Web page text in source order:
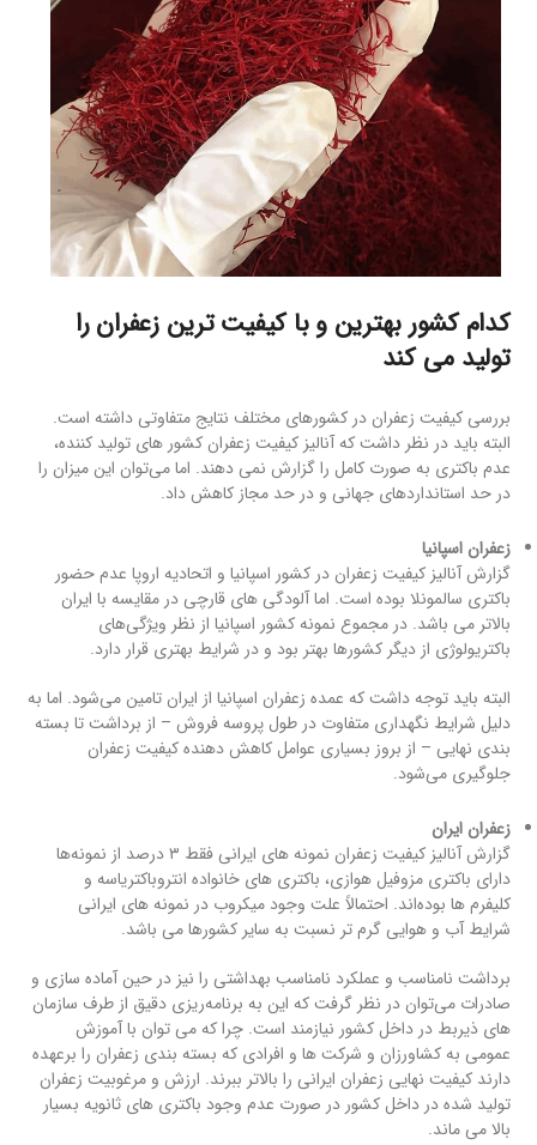
کدام کشور بهترین و با کیفیت ترین زعفران را
تولید می کند
بررسی کیفیت زعفران در کشورهای مختلف نتایج متفاوتی ‌داشته است.
البته باید در نظر داشت که آنالیز کیفیت زعفران کشور های تولید کننده،
عدم باکتری به صورت کامل را گزارش نمی دهند. اما می‌توان این میزان را
در حد استانداردهای جهانی و در حد مجاز کاهش داد.
زعفران اسپانیا
گزارش آنالیز کیفیت زعفران در کشور اسپانیا و اتحادیه اروپا عدم حضور
باکتری سالمونلا بوده است. اما آلودگی های قارچی در مقایسه با ایران
بالاتر می باشد. در مجموع نمونه کشور اسپانیا از نظر ویژگی‌های
باکتریولوژی از دیگر کشورها بهتر بود و در شرایط بهتری قرار دارد.
البته باید توجه داشت که عمده زعفران اسپانیا از ایران تامین می‌شود. اما به
دلیل شرایط نگهداری متفاوت در طول پروسه فروش – از برداشت تا بسته
بندی نهایی – از بروز بسیاری عوامل کاهش دهنده کیفیت زعفران
جلوگیری می‌شود.
زعفران ایران
گزارش آنالیز کیفیت زعفران نمونه های ایرانی فقط ۳ درصد از نمونه‌ها
دارای باکتری مزوفیل هوازی، باکتری های خانواده انتروباکتریاسه و
کلیفرم ها بوده‌اند. احتمالاً علت وجود میکروب در نمونه های ایرانی
شرایط آب و هوایی گرم تر نسبت به سایر کشورها می باشد.
برداشت نامناسب و عملکرد نامناسب بهداشتی را نیز در حین آماده سازی و
صادرات می‌توان در نظر گرفت که این به برنامه‌ریزی دقیق از طرف سازمان
های ذیربط در داخل کشور نیازمند است. چرا که می توان با آموزش
عمومی به کشاورزان و شرکت ها و افرادی که بسته بندی زعفران را برعهده
دارند کیفیت نهایی زعفران ایرانی را بالاتر ببرند. ارزش و مرغوبیت زعفران
تولید شده در داخل کشور در صورت عدم وجود باکتری های ثانویه بسیار
بالا می ماند.